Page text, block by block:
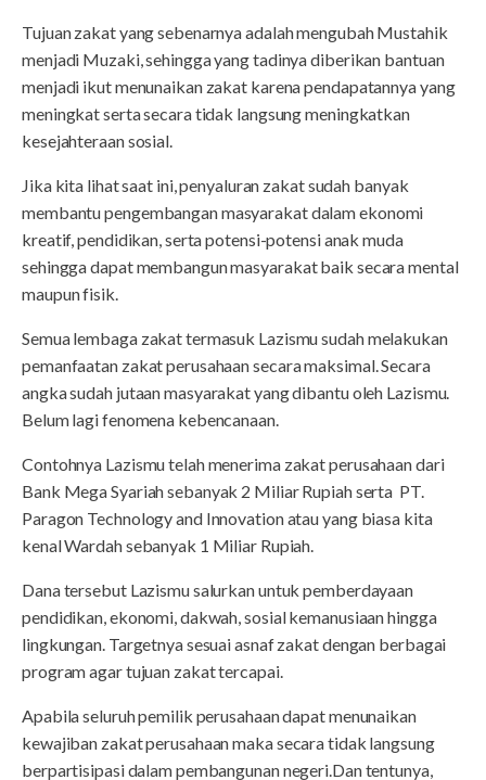
Tujuan zakat yang sebenarnya adalah mengubah Mustahik
menjadi Muzaki, sehingga yang tadinya diberikan bantuan
menjadi ikut menunaikan zakat karena pendapatannya yang
meningkat serta secara tidak langsung meningkatkan
kesejahteraan sosial.
Jika kita lihat saat ini, penyaluran zakat sudah banyak
membantu pengembangan masyarakat dalam ekonomi
kreatif, pendidikan, serta potensi-potensi anak muda
sehingga dapat membangun masyarakat baik secara mental
maupun fisik.
Semua lembaga zakat termasuk Lazismu sudah melakukan
pemanfaatan zakat perusahaan secara maksimal. Secara
angka sudah jutaan masyarakat yang dibantu oleh Lazismu.
Belum lagi fenomena kebencanaan.
Contohnya Lazismu telah menerima zakat perusahaan dari
Bank Mega Syariah sebanyak 2 Miliar Rupiah serta PT.
Paragon Technology and Innovation atau yang biasa kita
kenal Wardah sebanyak 1 Miliar Rupiah.
Dana tersebut Lazismu salurkan untuk pemberdayaan
pendidikan, ekonomi, dakwah, sosial kemanusiaan hingga
lingkungan. Targetnya sesuai asnaf zakat dengan berbagai
program agar tujuan zakat tercapai.
Apabila seluruh pemilik perusahaan dapat menunaikan
kewajiban zakat perusahaan maka secara tidak langsung
berpartisipasi dalam pembangunan negeri.Dan tentunya,